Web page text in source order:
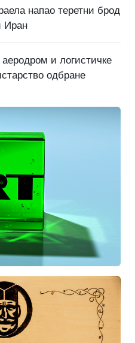
напао теретни брод
Иран
аеродром и логистичке
одбране